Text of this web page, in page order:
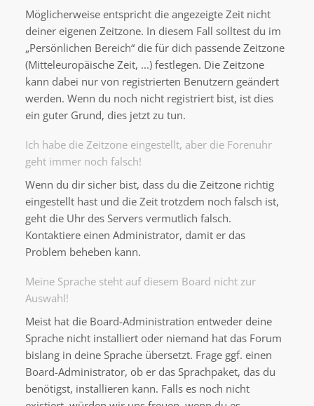
Möglicherweise entspricht die angezeigte Zeit nicht
deiner eigenen Zeitzone. In diesem Fall solltest du im
„Persönlichen Bereich“ die für dich passende Zeitzone
(Mitteleuropäische Zeit, ...) festlegen. Die Zeitzone
kann dabei nur von registrierten Benutzern geändert
werden. Wenn du noch nicht registriert bist, ist dies
ein guter Grund, dies jetzt zu tun.
Ich habe die Zeitzone eingestellt, aber die Forenuhr
geht immer noch falsch!
Wenn du dir sicher bist, dass du die Zeitzone richtig
eingestellt hast und die Zeit trotzdem noch falsch ist,
geht die Uhr des Servers vermutlich falsch.
Kontaktiere einen Administrator, damit er das
Problem beheben kann.
Meine Sprache steht auf diesem Board nicht zur
Auswahl!
Meist hat die Board-Administration entweder deine
Sprache nicht installiert oder niemand hat das Forum
bislang in deine Sprache übersetzt. Frage ggf. einen
Board-Administrator, ob er das Sprachpaket, das du
benötigst, installieren kann. Falls es noch nicht